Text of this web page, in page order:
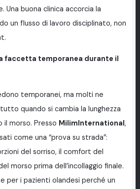
Una buona clinica accorcia la
un flusso di lavoro disciplinato, non
faccetta temporanea durante il
temporanei, ma molti ne
quando si cambia la lunghezza
morso. Presso MilimInternational,
come una “prova su strada”:
del sorriso, il comfort del
morso prima dell’incollaggio finale.
per i pazienti olandesi perché un